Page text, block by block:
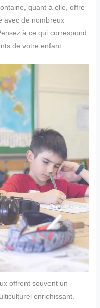
quant à elle, offre
avec de nombreux
à ce qui correspond
de votre enfant.
offrent souvent un
enrichissant.